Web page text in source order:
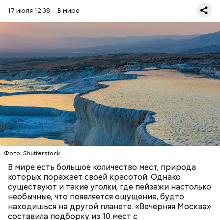
17 июля 12:38 В мире
Фото: Shutterstock
В мире есть большое количество мест, природа
которых поражает своей красотой. Однако
существуют и такие уголки, где пейзажи настолько
необычные, что появляется ощущение, будто
находишься на другой планете. «Вечерняя Москва»
составила подборку из 10 мест с
Термальные источники Памуккале в Турции
выглядят так, будто они сделаны изо льда, но на
самом деле они состоят из отложений известняка.
Горячие источники, насыщенные кальцием,
тысячелетиями создавали эти ступенчатые
бассейны. Сейчас это одна из самых известных
достопримечательностей в Турции.
ПРИРОДА ПЛАНЕТА ЗЕМЛЯ ТУРИЗМ
Стив Балмер
Фото: Shutterstock